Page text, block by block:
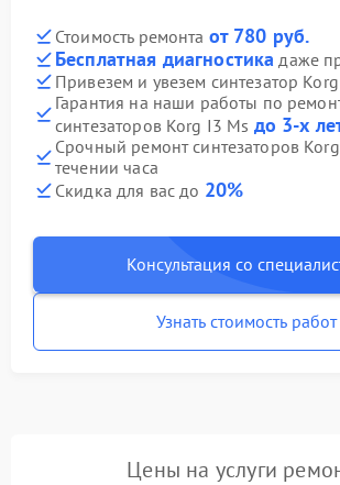
Стоимость ремонта от 780 руб.
Бесплатная диагностика даже
Привезем и увезем синтезатор
Гарантия на наши работы по
синтезаторов Korg I3 Ms до 3-х
Срочный ремонт синтезаторов
течении часа
Скидка для вас до 20%
Консультация со
Узнать стоимость работ
Цены на услуги